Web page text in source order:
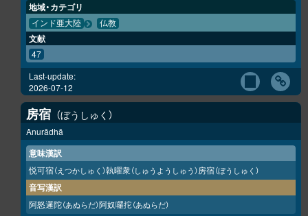
地域・カテゴリ
インド亜大陸 仏教
文献
47
Last-update:
2026-07-12
房宿 ぼうしゅく
Anurādhā
意味漢訳
悦可宿（えつかしゅく）執曜衆（しゅうようしゅう）房宿（ぼうしゅく）
音写漢訳
阿怒邏陀（あぬらだ）阿奴囉拕（あぬらだ）